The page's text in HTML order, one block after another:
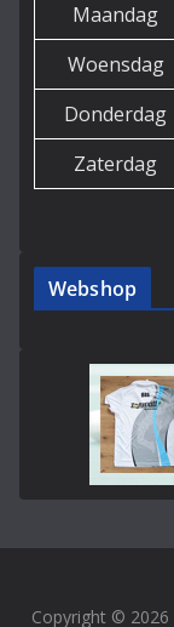
Maandag
Woensdag
Donderdag
Zaterdag
Webshop
Copyright © 2026